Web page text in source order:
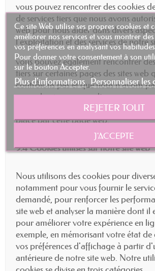
vous pouvez rencontrer des cookies
de services tiers que nous avons
web pour nous aider dans divers
l'exploitation et des services de notre
vous pouvez également rencontrer
tiers sur certaines pages des sites web
contrôlons pas et que nous n'avons
exemple, si vous consultez une page
tant que lien depuis notre site, un
placé par cette page web.
9.4 Cookies utilisés sur notre site web
Nous utilisons des cookies pour
notamment pour vous fournir le
demandé, pour renforcer les
site web et analyser la manière dont il
pour améliorer votre expérience en
exemple, en mémorisant votre état
vos préférences d'affichage à partir
antérieure de notre site web. Notre
Ce site Web utilise ses propres cookies et
améliorer nos services et vous montrer
vos préférences en analysant vos
Pour donner votre consentement à son
sur le bouton Accepter.
Plus d'informations Personnaliser les
REJETER TOUT
J'ACCEPTE